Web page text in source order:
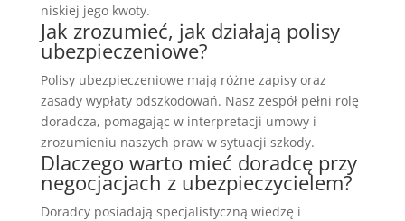
niskiej jego kwoty.
Jak zrozumieć, jak działają polisy
ubezpieczeniowe?
Polisy ubezpieczeniowe mają różne zapisy oraz
zasady wypłaty odszkodowań. Nasz zespół pełni rolę
doradcza, pomagając w interpretacji umowy i
zrozumieniu naszych praw w sytuacji szkody.
Dlaczego warto mieć doradcę przy
negocjacjach z ubezpieczycielem?
Doradcy posiadają specjalistyczną wiedzę i